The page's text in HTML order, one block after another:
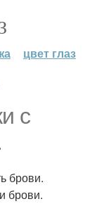
цвет глаз
с
брови.
брови.